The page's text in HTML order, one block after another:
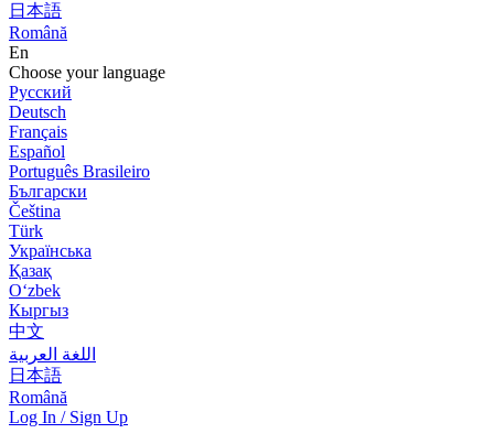
日本語
Română
En
Choose your language
Русский
Deutsch
Français
Español
Português Brasileiro
Български
Čeština
Türk
Українська
Қазақ
Оʻzbek
Кыргыз
中文
اللغة العربية
日本語
Română
Log In / Sign Up